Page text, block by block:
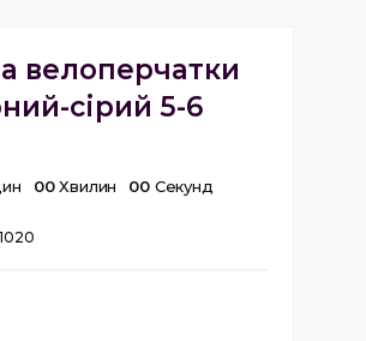
велоперчатки
сірий 5-6
00 Хвилин 00 Секунд